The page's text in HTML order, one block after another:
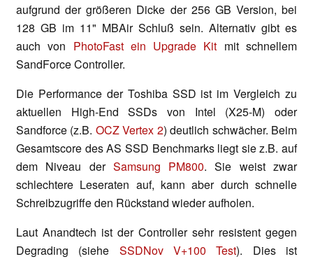
aufgrund der größeren Dicke der 256 GB Version, bei
128 GB im 11" MBAir Schluß sein. Alternativ gibt es
auch von PhotoFast ein Upgrade Kit mit schnellem
SandForce Controller.
Die Performance der Toshiba SSD ist im Vergleich zu
aktuellen High-End SSDs von Intel (X25-M) oder
Sandforce (z.B. OCZ Vertex 2) deutlich schwächer. Beim
Gesamtscore des AS SSD Benchmarks liegt sie z.B. auf
dem Niveau der Samsung PM800. Sie weist zwar
schlechtere Leseraten auf, kann aber durch schnelle
Schreibzugriffe den Rückstand wieder aufholen.
Laut Anandtech ist der Controller sehr resistent gegen
Degrading (siehe SSDNov V+100 Test). Dies ist